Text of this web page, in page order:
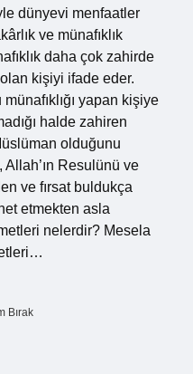
dünyevi menfaatler
ve münafıklık
daha çok zahirde
kişiyi ifade eder.
yapan kişiye
halde zahiren
olduğunu
Allah’ın Resulünü ve
ve fırsat buldukça
etmekten asla
nelerdir? Mesela
Bırak